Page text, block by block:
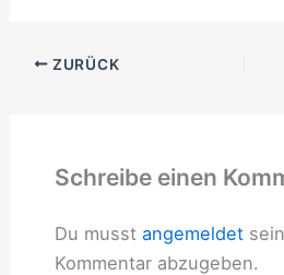
ZURÜCK
Schreibe einen
Du musst angemeldet
Kommentar abzugeben.